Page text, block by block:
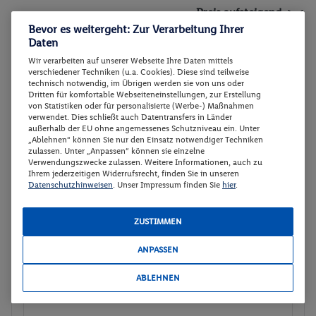
Weltnaturerbes
4. Tag: Anreise nach Bellaria (Adria/Emilia
Romagna).
Nach dem Frühstück fahren Sie in Richtung Bellaria, einen
charmanten Badeort an der Adriaküste. Die gut
vierstündige Fahrt führt durch malerische Landschaften
Norditaliens. In Bellaria angekommen, checken Sie in Ihr 3-
Sterne-Hotel ein. Den Rest des Tages können Sie für einen
ersten Spaziergang entlang der Strandpromenade oder
einen Besuch der Altstadt nutzen.
5. und 6. Tag: Bellaria (Adria/Emilia Romagna)
Die nächsten zwei Tage stehen Ihnen zur freien Verfügung:
Strand & Meer: Genießen Sie Sonne, Sandstrand und das
Adriatische Meer. Ausflüge: Besuchen Sie Städte wie Rimini
Preis aufsteigend
Doppelzimmer
Buchen
Doppelzimmer
15.10. - 27.10.2026
Doppelzimmer
Frühstück
499.-
Gesamt 998 €
aovo Touristik AG
09.10. - 21.10.2026
Bevor es weitergeht: Zur Verarbeitung Ihrer
Daten
Wir verarbeiten auf unserer Webseite Ihre Daten mittels
verschiedener Techniken (u.a. Cookies). Diese sind teilweise
technisch notwendig, im Übrigen werden sie von uns oder
Dritten für komfortable Webseiteneinstellungen, zur Erstellung
von Statistiken oder für personalisierte (Werbe-) Maßnahmen
verwendet. Dies schließt auch Datentransfers in Länder
außerhalb der EU ohne angemessenes Schutzniveau ein. Unter
„Ablehnen“ können Sie nur den Einsatz notwendiger Techniken
zulassen. Unter „Anpassen“ können sie einzelne
Verwendungszwecke zulassen. Weitere Informationen, auch zu
Ihrem jederzeitigen Widerrufsrecht, finden Sie in unseren
Datenschutzhinweisen . Unser Impressum finden Sie hier.
ZUSTIMMEN
ANPASSEN
ABLEHNEN